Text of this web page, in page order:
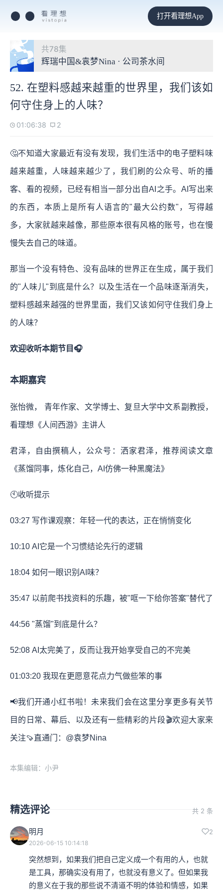
打开看理想App
共78集
辉瑞中国&袁梦Nina · 公司茶水间
52. 在塑料感越来越重的世界里，我们该如
何守住身上的人味？
01:06:38 2
🤔️不知道大家最近有没有发现，我们生活中的电子塑料味
越来越重，人味越来越少了，我们刷的公众号、听的播
客、看的视频，已经有相当一部分出自AI之手。AI写出来
的东西，本质上是所有人语言的"最大公约数"，写得越
多，大家就越来越像，那些原本很有风格的账号，也在慢
慢失去自己的味道。
那当一个没有特色、没有品味的世界正在生成，属于我们
的"人味儿"到底是什么？以及生活在一个品味逐渐消失，
塑料感越来越强的世界里面，我们又该如何守住我们身上
的人味？
欢迎收听本期节目🎧
本期嘉宾
张怡微， 青年作家、文学博士、复旦大学中文系副教授，
看理想《人间西游》主讲人
君泽，自由撰稿人，公众号：洒家君泽，推荐阅读文章
《蒸馏同事，炼化自己，AI仿佛一种黑魔法》
🕙收听提示
03:27 写作课观察：年轻一代的表达，正在悄悄变化
10:10 AI它是一个习惯结论先行的逻辑
18:04 如何一眼识别AI味？
35:47 以前爬书找资料的乐趣，被"哐一下给你答案"替代了
44:56 "蒸馏"到底是什么？
52:08 AI太完美了，反而让我开始享受自己的不完美
01:03:20 我现在更愿意花点力气做些笨的事
📢我们开通小红书啦！未来我们会在这里分享更多有关节
目的日常、幕后、以及还有一些精彩的片段🎬欢迎大家来
关注🍠直通门：@袁梦Nina
本集编辑：小尹
精选评论 共 2 条
明月 2
2026-06-15 10:14:18
突然想到，如果我们把自己定义成一个有用的人，也就
是工具，那确实没有用了，也就没有意义了。但如果我
的意义在于我的那些说不清道不明的体验和情感，如果